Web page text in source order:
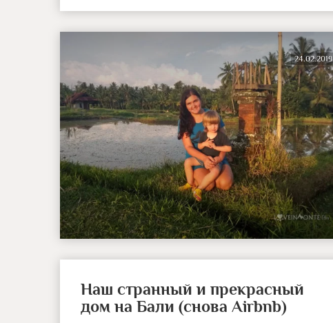
24.02.2019
Наш странный и прекрасный
дом на Бали (снова Airbnb)